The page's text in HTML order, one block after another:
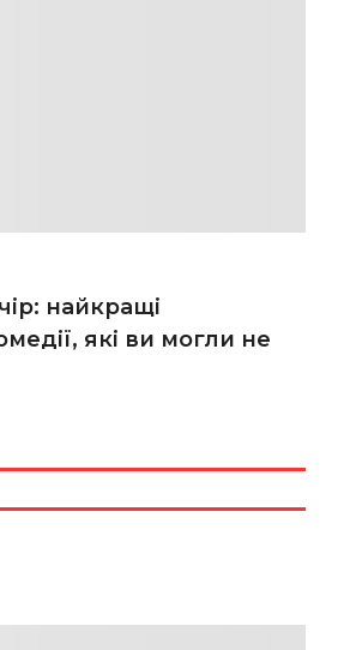
найкращі
які ви могли не